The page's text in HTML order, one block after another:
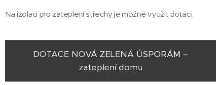
Na izolaci pro zateplení střechy je možné využít dotaci.
DOTACE NOVÁ ZELENÁ ÚSPORÁM –
zateplení domu